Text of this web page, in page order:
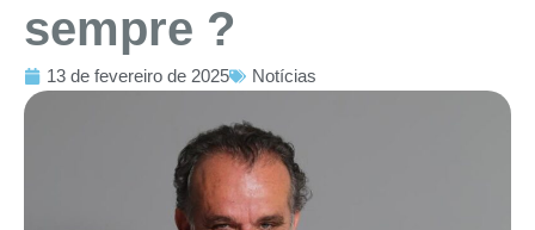
sempre ?
13 de fevereiro de 2025 Notícias